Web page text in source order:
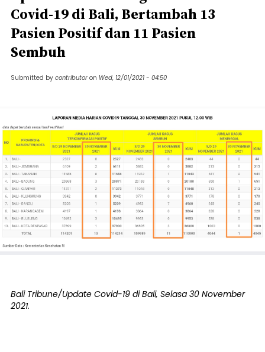
Covid-19 di Bali, Bertambah 13
Pasien Positif dan 11 Pasien
Sembuh
Submitted by contributor on Wed, 12/01/2021 - 04:50
Bali Tribune/Update Covid-19 di Bali, Selasa 30 November
2021.